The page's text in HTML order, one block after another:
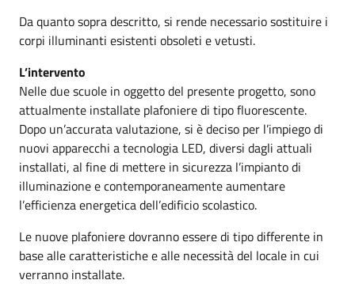
Da quanto sopra descritto, si rende necessario sostituire i
corpi illuminanti esistenti obsoleti e vetusti.
L’intervento
Nelle due scuole in oggetto del presente progetto, sono
attualmente installate plafoniere di tipo fluorescente.
Dopo un’accurata valutazione, si è deciso per l’impiego di
nuovi apparecchi a tecnologia LED, diversi dagli attuali
installati, al fine di mettere in sicurezza l’impianto di
illuminazione e contemporaneamente aumentare
l’efficienza energetica dell’edificio scolastico.
Le nuove plafoniere dovranno essere di tipo differente in
base alle caratteristiche e alle necessità del locale in cui
verranno installate.